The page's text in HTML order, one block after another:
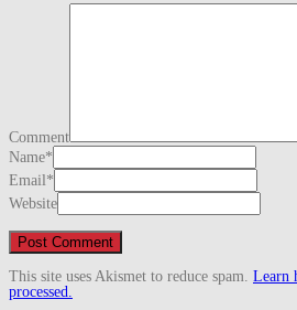
Comment
Name*
Email*
Website
This site uses Akismet to reduce spam. Learn
processed.